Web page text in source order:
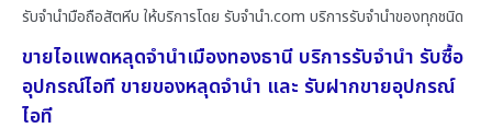
รับจำนำมือถือสัตหีบ ให้บริการโดย รับจํานํา.com บริการรับจำนำของทุกชนิด
ขายไอแพดหลุดจำนำเมืองทองธานี บริการรับจำนำ รับซื้อ
อุปกรณ์ไอที ขายของหลุดจำนำ และ รับฝากขายอุปกรณ์
ไอที